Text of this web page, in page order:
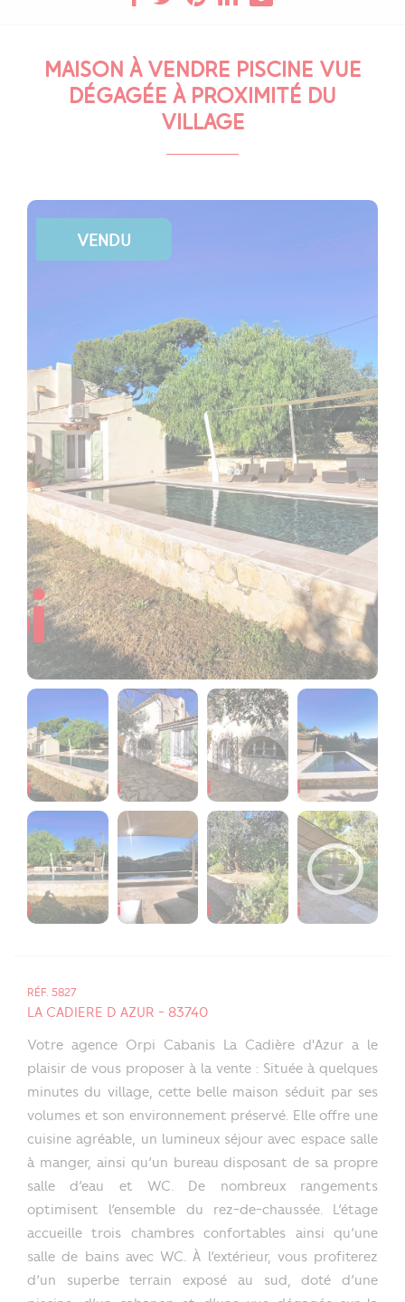
MAISON À VENDRE PISCINE VUE
DÉGAGÉE À PROXIMITÉ DU
VILLAGE
VENDU
RÉF. 5827
LA CADIERE D AZUR - 83740
Votre agence Orpi Cabanis La Cadière d'Azur a le
plaisir de vous proposer à la vente : Située à quelques
minutes du village, cette belle maison séduit par ses
volumes et son environnement préservé. Elle offre une
cuisine agréable, un lumineux séjour avec espace salle
à manger, ainsi qu’un bureau disposant de sa propre
salle d’eau et WC. De nombreux rangements
optimisent l’ensemble du rez-de-chaussée. L’étage
accueille trois chambres confortables ainsi qu’une
salle de bains avec WC. À l’extérieur, vous profiterez
d’un superbe terrain exposé au sud, doté d’une